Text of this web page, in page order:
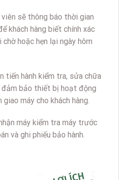
viên sẽ thông báo thời gian
khách hàng biết chính xác
hoặc hẹn lại ngày hôm
tiến hành kiểm tra, sửa chữa
đảm bảo thiết bị hoạt động
máy cho khách hàng.
máy kiểm tra máy trước
và ghi phiếu bảo hành.